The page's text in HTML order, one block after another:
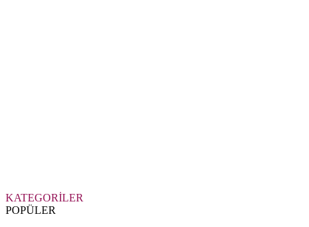
KATEGORİLER
POPÜLER